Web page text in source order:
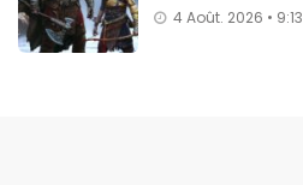
4 Août. 2026 • 9:13